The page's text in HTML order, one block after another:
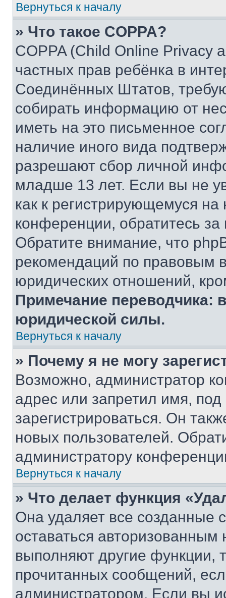
Вернуться к началу
» Что такое COPPA?
COPPA (Child Online Privacy
частных прав ребёнка в
Соединённых Штатов,
собирать информацию от
иметь на это письменное
наличие иного вида
разрешают сбор личной
младше 13 лет. Если вы не
как к регистрирующемуся
конференции, обратитесь
Обратите внимание, что
рекомендаций по правовым
юридических отношений,
Примечание переводчика:
юридической силы.
Вернуться к началу
» Почему я не могу
Возможно, администратор
адрес или запретил имя,
зарегистрироваться. Он
новых пользователей.
администратору
Вернуться к началу
» Что делает функция
Она удаляет все созданные
оставаться
выполняют другие функции,
прочитанных сообщений,
администратором. Если вы